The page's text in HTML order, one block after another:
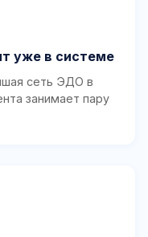
уже в системе
сеть ЭДО в
занимает пару